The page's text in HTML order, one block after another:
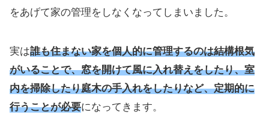
をあげて家の管理をしなくなってしまいました。
実は誰も住まない家を個人的に管理するのは結構根気
がいることで、窓を開けて風に入れ替えをしたり、室
内を掃除したり庭木の手入れをしたりなど、定期的に
行うことが必要になってきます。